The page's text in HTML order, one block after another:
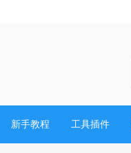
新手教程 工具插件